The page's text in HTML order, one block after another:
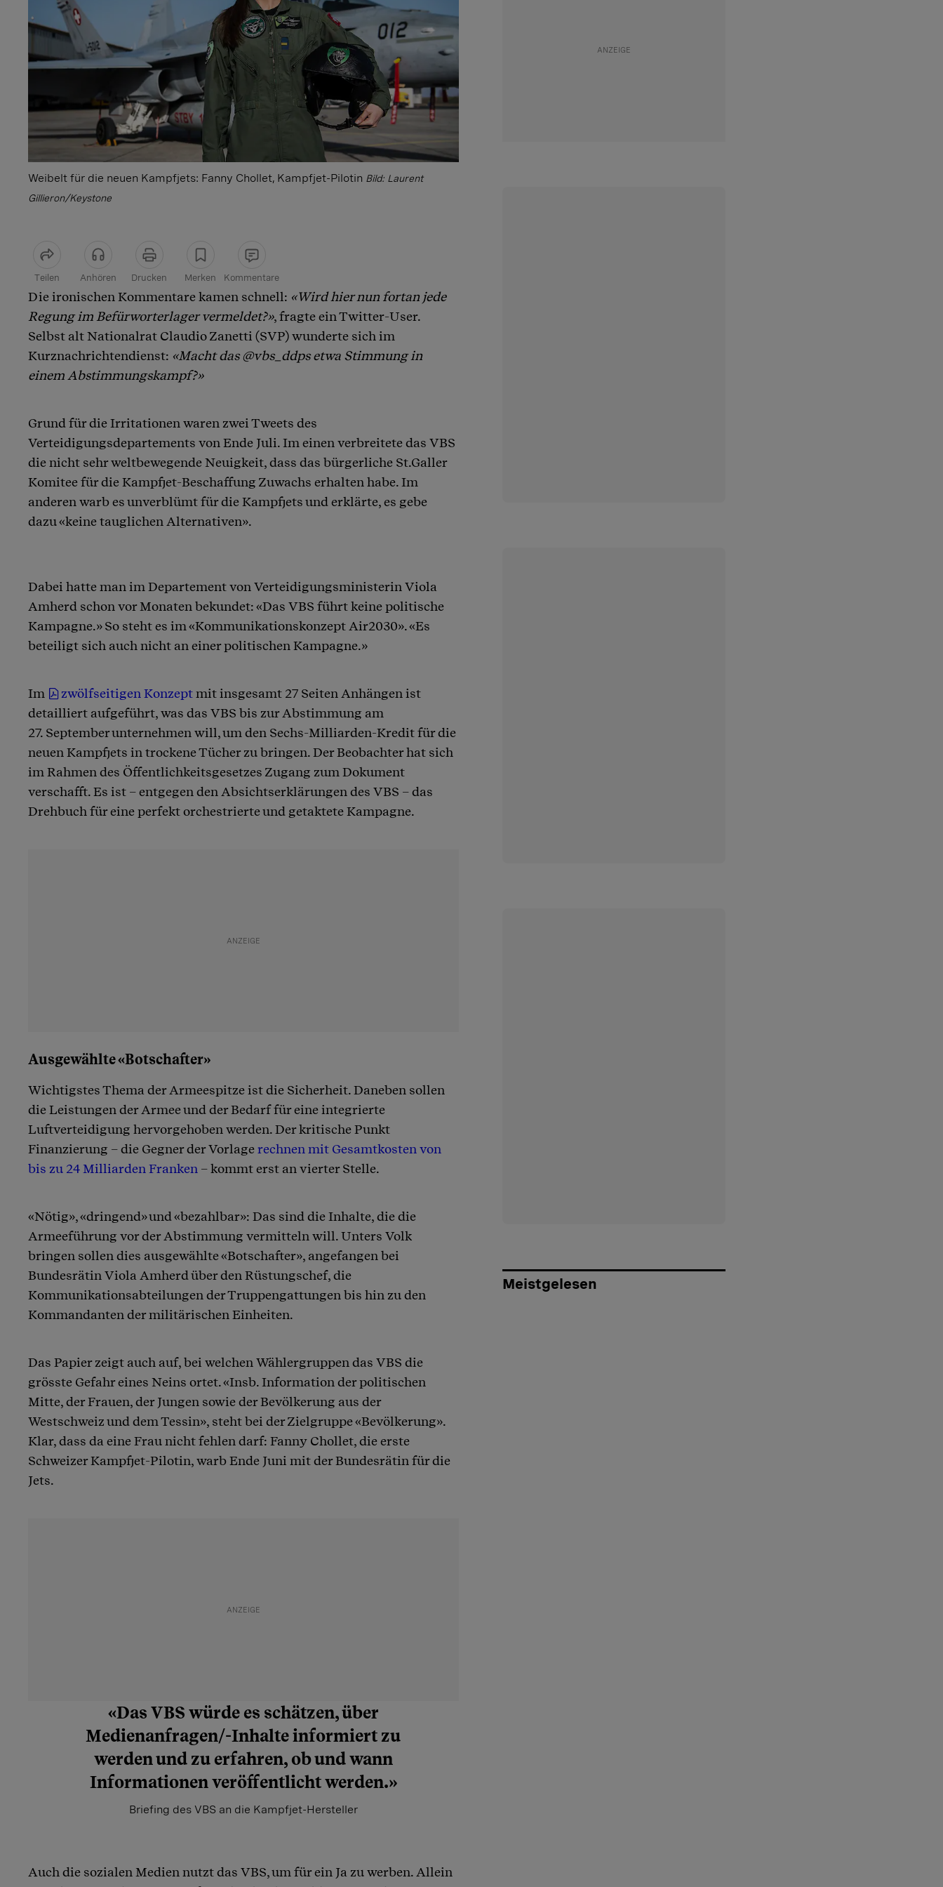
Weibelt für die neuen Kampfjets: Fanny Chollet, Kampfjet-Pilotin Bild: Laurent
Gillieron/Keystone
Teilen Anhören Drucken Merken Kommentare
Artikel teilen
Die ironischen Kommentare kamen schnell: «Wird hier nun fortan jede
Regung im Befürworterlager vermeldet?», fragte ein Twitter-User.
Selbst alt Nationalrat Claudio Zanetti (SVP) wunderte sich im
Kurznachrichtendienst: «Macht das @vbs_ddps etwa Stimmung in
einem Abstimmungskampf?»
Grund für die Irritationen waren zwei Tweets des
Verteidigungsdepartements von Ende Juli. Im einen verbreitete das VBS
die nicht sehr weltbewegende Neuigkeit, dass das bürgerliche St.Galler
Komitee für die Kampfjet-Beschaffung Zuwachs erhalten habe. Im
anderen warb es unverblümt für die Kampfjets und erklärte, es gebe
dazu «keine tauglichen Alternativen».
Dabei hatte man im Departement von Verteidigungsministerin Viola
Amherd schon vor Monaten bekundet: «Das VBS führt keine politische
Kampagne.» So steht es im «Kommunikationskonzept Air2030». «Es
beteiligt sich auch nicht an einer politischen Kampagne.»
Im zwölfseitigen Konzeptmit insgesamt 27 Seiten Anhängen ist
detailliert aufgeführt, was das VBS bis zur Abstimmung am
27. September unternehmen will, um den Sechs-Milliarden-Kredit für die
neuen Kampfjets in trockene Tücher zu bringen. Der Beobachter hat sich
im Rahmen des Öffentlichkeitsgesetzes Zugang zum Dokument
verschafft. Es ist – entgegen den Absichtserklärungen des VBS – das
Drehbuch für eine perfekt orchestrierte und getaktete Kampagne.
Ausgewählte «Botschafter»
Wichtigstes Thema der Armeespitze ist die Sicherheit. Daneben sollen
die Leistungen der Armee und der Bedarf für eine integrierte
Luftverteidigung hervorgehoben werden. Der kritische Punkt
Finanzierung – die Gegner der Vorlagerechnen mit Gesamtkosten von
bis zu 24 Milliarden Franken – kommt erst an vierter Stelle.
«Nötig», «dringend» und «bezahlbar»: Das sind die Inhalte, die die
Armeeführung vor der Abstimmung vermitteln will. Unters Volk
bringen sollen dies ausgewählte «Botschafter», angefangen bei
Bundesrätin Viola Amherd über den Rüstungschef, die
Kommunikationsabteilungen der Truppengattungen bis hin zu den
Kommandanten der militärischen Einheiten.
Das Papier zeigt auch auf, bei welchen Wählergruppen das VBS die
grösste Gefahr eines Neins ortet. «Insb. Information der politischen
Mitte, der Frauen, der Jungen sowie der Bevölkerung aus der
Westschweiz und dem Tessin», steht bei der Zielgruppe «Bevölkerung».
Klar, dass da eine Frau nicht fehlen darf: Fanny Chollet, die erste
Schweizer Kampfjet-Pilotin, warb Ende Juni mit der Bundesrätin für die
Jets.
«Das VBS würde es schätzen, über
Medienanfragen/-Inhalte informiert zu
werden und zu erfahren, ob und wann
Informationen veröffentlicht werden.»
Briefing des VBS an die Kampfjet-Hersteller
Auch die sozialen Medien nutzt das VBS, um für ein Ja zu werben. Allein
Meistgelesen